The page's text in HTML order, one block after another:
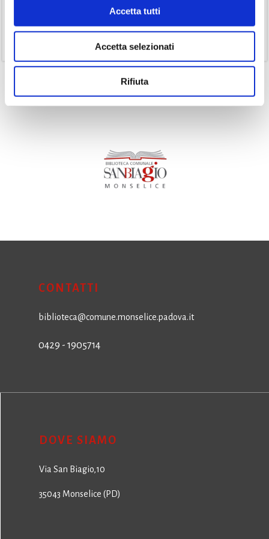
Accetta tutti
Accetta selezionati
Rifiuta
CONTATTI
biblioteca@comune.monselice.padova.it
0429 - 1905714
DOVE SIAMO
Via San Biagio,10
35043 Monselice (PD)